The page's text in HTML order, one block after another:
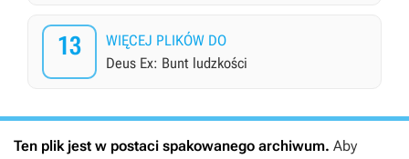
13
WIĘCEJ PLIKÓW DO
Deus Ex: Bunt ludzkości
Ten plik jest w postaci spakowanego archiwum. Aby